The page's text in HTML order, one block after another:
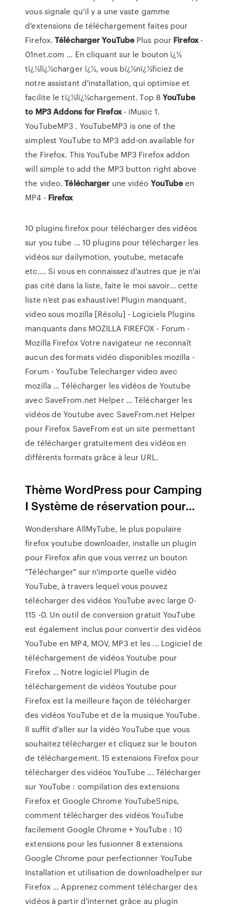
vous signale qu’il y a une vaste gamme
d’extensions de téléchargement faites pour
Firefox.Télécharger YouTube Plus pour Firefox-
01net.com ... En cliquant sur le bouton ï¿½
tï¿½lï¿½charger ï¿½, vous bï¿½nï¿½ficiez de
notre assistant d'installation, qui optimise et
facilite le tï¿½lï¿½chargement. Top 8YouTube
to MP3 Addons for Firefox- iMusic 1.
YouTubeMP3 . YouTubeMP3 is one of the
simplest YouTube to MP3 add-on available for
the Firefox. This YouTube MP3 Firefox addon
will simple to add the MP3 button right above
the video.Télécharger une vidéo YouTubeen
MP4 - Firefox
10 plugins firefox pour télécharger des vidéos
sur you tube ... 10 plugins pour télécharger les
vidéos sur dailymotion, youtube, metacafe
etc.... Si vous en connaissez d'autres que je n'ai
pas cité dans la liste, faite le moi savoir... cette
liste n'est pas exhaustive! Plugin manquant,
video sous mozilla [Résolu] - Logiciels Plugins
manquants dans MOZILLA FIREFOX - Forum -
Mozilla Firefox Votre navigateur ne reconnaît
aucun des formats vidéo disponibles mozilla -
Forum - YouTube Telecharger video avec
mozilla ... Télécharger les vidéos de Youtube
avec SaveFrom.net Helper ... Télécharger les
vidéos de Youtube avec SaveFrom.net Helper
pour Firefox SaveFrom est un site permettant
de télécharger gratuitement des vidéos en
différents formats grâce à leur URL.
Thème WordPress pour Camping
I Système de réservation pour…
Wondershare AllMyTube, le plus populaire
firefox youtube downloader, installe un plugin
pour Firefox afin que vous verrez un bouton
"Télécharger" sur n'importe quelle vidéo
YouTube, à travers lequel vous pouvez
télécharger des vidéos YouTube avec large 0-
115 -0. Un outil de conversion gratuit YouTube
est également inclus pour convertir des vidéos
YouTube en MP4, MOV, MP3 et les ... Logiciel de
téléchargement de vidéos Youtube pour
Firefox ... Notre logiciel Plugin de
téléchargement de vidéos Youtube pour
Firefox est la meilleure façon de télécharger
des vidéos YouTube et de la musique YouTube.
Il suffit d'aller sur la vidéo YouTube que vous
souhaitez télécharger et cliquez sur le bouton
de téléchargement. 15 extensions Firefox pour
télécharger des vidéos YouTube ... Télécharger
sur YouTube : compilation des extensions
Firefox et Google Chrome YouTubeSnips,
comment télécharger des vidéos YouTube
facilement Google Chrome + YouTube : 10
extensions pour les fusionner 8 extensions
Google Chrome pour perfectionner YouTube
Installation et utilisation de downloadhelper sur
Firefox ... Apprenez comment télécharger des
vidéos à partir d'internet grâce au plugin